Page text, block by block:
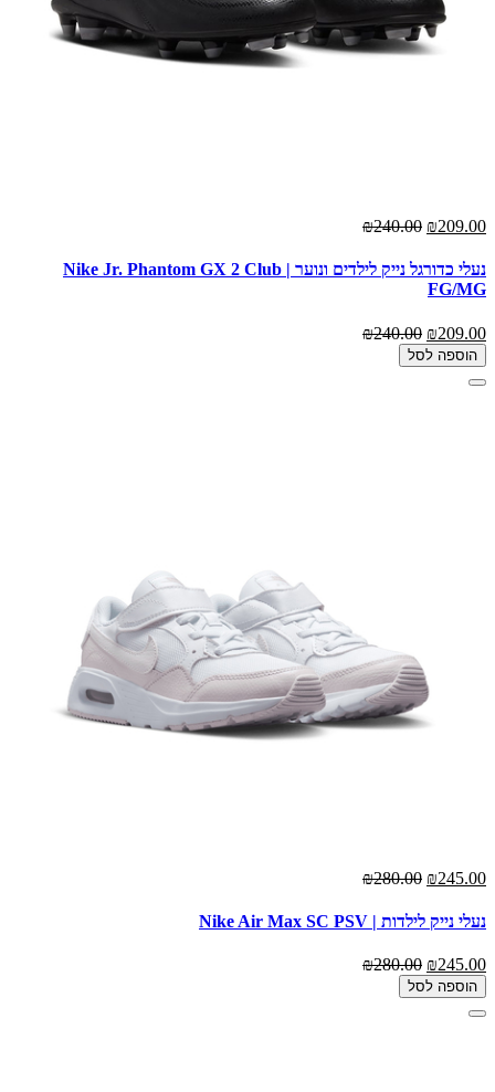
₪209.00
₪240.00
נעלי כדורגל נייק לילדים ונוער | Nike Jr. Phantom GX 2 Club
FG/MG
₪209.00
₪240.00
הוספה לסל
₪245.00
₪280.00
נעלי נייק לילדות | Nike Air Max SC PSV
₪245.00
₪280.00
הוספה לסל